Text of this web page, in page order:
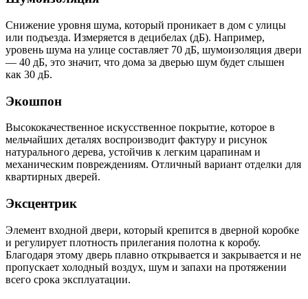
Снижение уровня шума, который проникает в дом с улицы
или подъезда. Измеряется в децибелах (дБ). Например,
уровень шума на улице составляет 70 дБ, шумоизоляция двери
— 40 дБ, это значит, что дома за дверью шум будет слышен
как 30 дБ.
Экошпон
Высококачественное искусственное покрытие, которое в
мельчайших деталях воспроизводит фактуру и рисунок
натурального дерева, устойчив к легким царапинам и
механическим повреждениям. Отличный вариант отделки для
квартирных дверей.
Эксцентрик
Элемент входной двери, который крепится в дверной коробке
и регулирует плотность прилегания полотна к коробу.
Благодаря этому дверь плавно открывается и закрывается и не
пропускает холодный воздух, шум и запахи на протяжении
всего срока эксплуатации.